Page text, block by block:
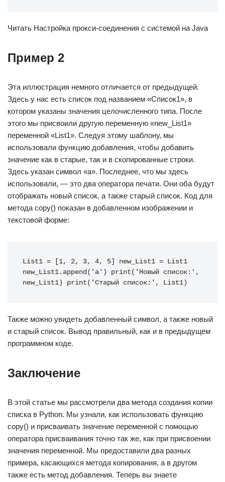
Читать Настройка прокси-соединения с системой на Java
Пример 2
Эта иллюстрация немного отличается от предыдущей.
Здесь у нас есть список под названием «Список1», в
котором указаны значения целочисленного типа. После
этого мы присвоили другую переменную «new_List1»
переменной «List1». Следуя этому шаблону, мы
использовали функцию добавления, чтобы добавить
значение как в старые, так и в скопированные строки.
Здесь указан символ «а». Последнее, что мы здесь
использовали, — это два оператора печати. Они оба будут
отображать новый список, а также старый список. Код для
метода copy() показан в добавленном изображении и
текстовой форме:
List1 = [1, 2, 3, 4, 5] new_List1 = List1
new_List1.append('a') print('Новый список:',
new_List1) print('Старый список:', List1)
Также можно увидеть добавленный символ, а также новый
и старый список. Вывод правильный, как и в предыдущем
программном коде.
Заключение
В этой статье мы рассмотрели два метода создания копии
списка в Python. Мы узнали, как использовать функцию
copy() и присваивать значение переменной с помощью
оператора присваивания точно так же, как при присвоении
значения переменной. Мы предоставили два разных
примера, касающихся метода копирования, а в другом
также есть метод добавления. Теперь вы знаете